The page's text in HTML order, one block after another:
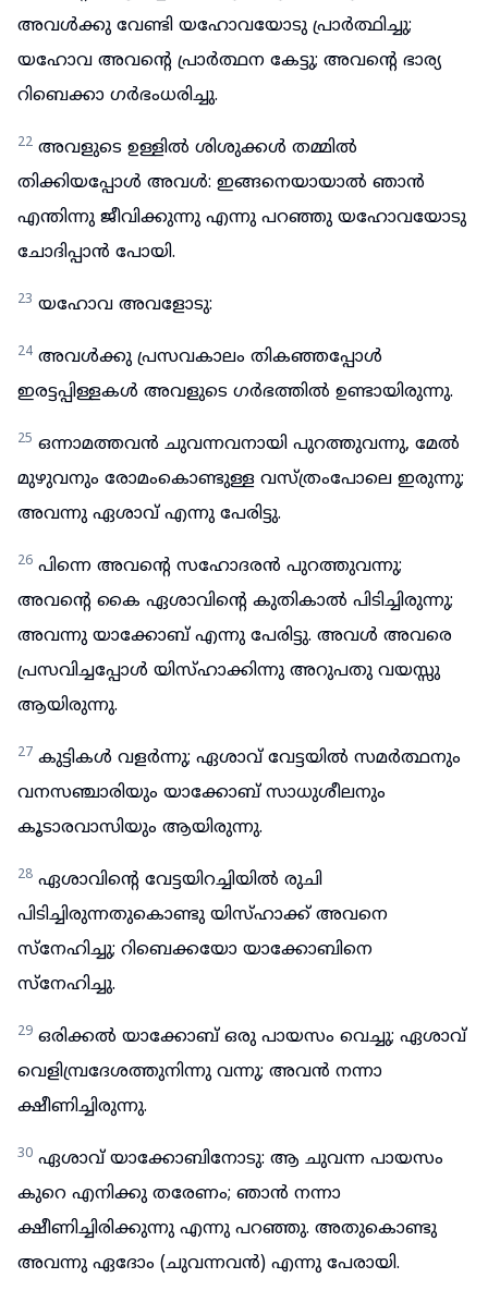
അവൾക്കു വേണ്ടി യഹോവയോടു പ്രാർത്ഥിച്ചു;
യഹോവ അവന്റെ പ്രാർത്ഥന കേട്ടു; അവന്റെ ഭാര്യ
റിബെക്കാ ഗർഭംധരിച്ചു.
22 അവളുടെ ഉള്ളിൽ ശിശുക്കൾ തമ്മിൽ
തിക്കിയപ്പോൾ അവൾ: ഇങ്ങനെയായാൽ ഞാൻ
എന്തിന്നു ജീവിക്കുന്നു എന്നു പറഞ്ഞു യഹോവയോടു
ചോദിപ്പാൻ പോയി.
23 യഹോവ അവളോടു:
24 അവൾക്കു പ്രസവകാലം തികഞ്ഞപ്പോൾ
ഇരട്ടപ്പിള്ളകൾ അവളുടെ ഗർഭത്തിൽ ഉണ്ടായിരുന്നു.
25 ഒന്നാമത്തവൻ ചുവന്നവനായി പുറത്തുവന്നു, മേൽ
മുഴുവനും രോമംകൊണ്ടുള്ള വസ്ത്രംപോലെ ഇരുന്നു;
അവന്നു ഏശാവ് എന്നു പേരിട്ടു.
26 പിന്നെ അവന്റെ സഹോദരൻ പുറത്തുവന്നു;
അവന്റെ കൈ ഏശാവിന്റെ കുതികാൽ പിടിച്ചിരുന്നു;
അവന്നു യാക്കോബ് എന്നു പേരിട്ടു. അവൾ അവരെ
പ്രസവിച്ചപ്പോൾ യിസ്ഹാക്കിന്നു അറുപതു വയസ്സു
ആയിരുന്നു.
27 കുട്ടികൾ വളർന്നു; ഏശാവ് വേട്ടയിൽ സമർത്ഥനും
വനസഞ്ചാരിയും യാക്കോബ് സാധുശീലനും
കൂടാരവാസിയും ആയിരുന്നു.
28 ഏശാവിന്റെ വേട്ടയിറച്ചിയിൽ രുചി
പിടിച്ചിരുന്നതുകൊണ്ടു യിസ്ഹാക്ക് അവനെ
സ്നേഹിച്ചു; റിബെക്കയോ യാക്കോബിനെ
സ്നേഹിച്ചു.
29 ഒരിക്കൽ യാക്കോബ് ഒരു പായസം വെച്ചു; ഏശാവ്
വെളിമ്പ്രദേശത്തുനിന്നു വന്നു; അവൻ നന്നാ
ക്ഷീണിച്ചിരുന്നു.
30 ഏശാവ് യാക്കോബിനോടു: ആ ചുവന്ന പായസം
കുറെ എനിക്കു തരേണം; ഞാൻ നന്നാ
ക്ഷീണിച്ചിരിക്കുന്നു എന്നു പറഞ്ഞു. അതുകൊണ്ടു
അവന്നു ഏദോം (ചുവന്നവൻ) എന്നു പേരായി.